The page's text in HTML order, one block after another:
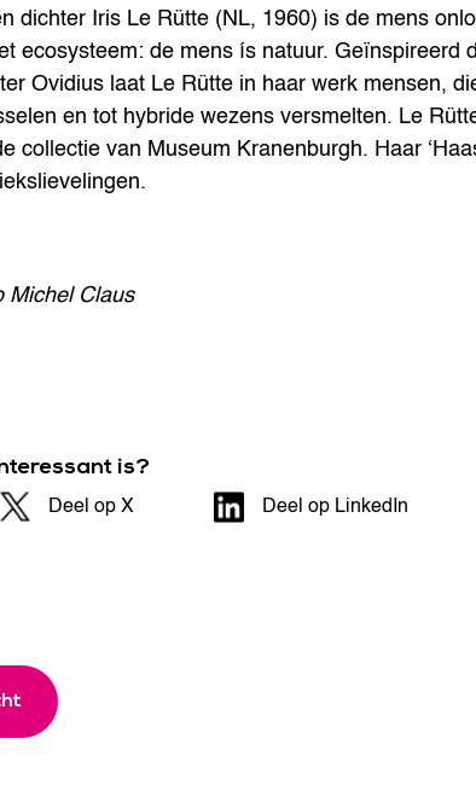
dichter Iris Le Rütte (NL, 1960) is de mens
ecosysteem: de mens ís natuur. Geïnspireerd
Ovidius laat Le Rütte in haar werk mensen,
en tot hybride wezens versmelten. Le
van Museum Kranenburgh. Haar
Michel Claus
is?
Deel op X Deel op LinkedIn